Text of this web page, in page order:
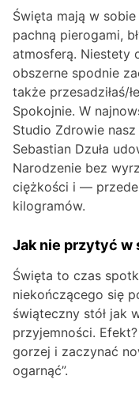
Święta mają w
pachną pierogami,
atmosferą. Niestety
obszerne spodnie
także przesadziłaś/
Spokojnie. W
Studio Zdrowie
Sebastian Dzuła
Narodzenie bez
ciężkości i —
kilogramów.
Jak nie przytyć w
Święta to czas
niekończącego się
świąteczny stół jak
przyjemności.
gorzej i zaczynać
ogarnąć”.